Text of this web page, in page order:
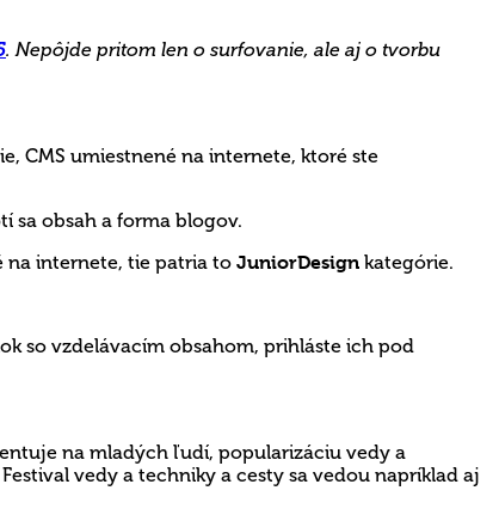
. Nepôjde pritom len o surfovanie, ale aj o tvorbu
CMS umiestnené na internete, ktoré ste
sa obsah a forma blogov.
na internete, tie patria to JuniorDesign kategórie.
so vzdelávacím obsahom, prihláste ich pod
na mladých ľudí, popularizáciu vedy a
vedy a techniky a cesty sa vedou napríklad aj